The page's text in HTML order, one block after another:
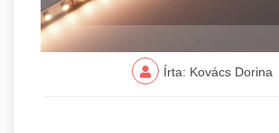
Írta: Kovács Dorina